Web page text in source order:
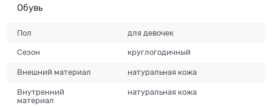
Обувь
Пол для девочек
Сезон круглогодичный
Внешний материал натуральная кожа
Внутренний
материал
натуральная кожа